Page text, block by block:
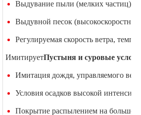
Выдувание пыли (мелких частиц)
Выдувной песок
Регулируемая скорость ветра,
ИмитируетПустыня и суровые
Имитация дождя, управляемого
Условия осадков высокой
Покрытие распылением на